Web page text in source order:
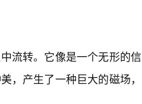
流转。它像是一个无形的信
，产生了一种巨大的磁场，